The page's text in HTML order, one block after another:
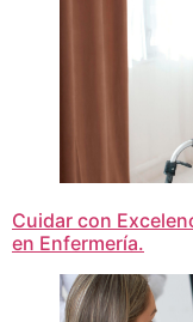
Cuidar con
en Enfermería.